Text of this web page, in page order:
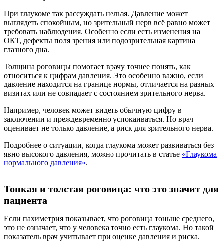
При глаукоме так рассуждать нельзя. Давление может
выглядеть спокойным, но зрительный нерв всё равно может
требовать наблюдения. Особенно если есть изменения на
ОКТ, дефекты поля зрения или подозрительная картина
глазного дна.
Толщина роговицы помогает врачу точнее понять, как
относиться к цифрам давления. Это особенно важно, если
давление находится на границе нормы, отличается на разных
визитах или не совпадает с состоянием зрительного нерва.
Например, человек может видеть обычную цифру в
заключении и преждевременно успокаиваться. Но врач
оценивает не только давление, а риск для зрительного нерва.
Подробнее о ситуации, когда глаукома может развиваться без
явно высокого давления, можно прочитать в статье «Глаукома
нормального давления».
Тонкая и толстая роговица: что это значит для
пациента
Если пахиметрия показывает, что роговица тоньше среднего,
это не означает, что у человека точно есть глаукома. Но такой
показатель врач учитывает при оценке давления и риска.